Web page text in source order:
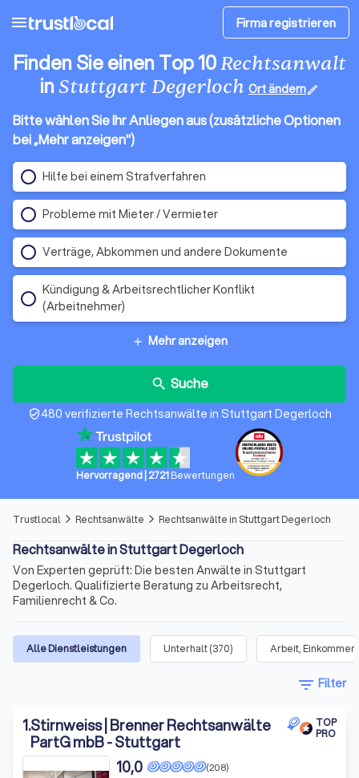
menu Firma registrieren
Finden Sie einen Top 10Rechtsanwalt
in Stuttgart Degerloch Ort ändernedit
Bitte wählen Sie Ihr Anliegen aus (zusätzliche Optionen
bei „Mehr anzeigen")
Hilfe bei einem Strafverfahren
Probleme mit Mieter / Vermieter
Verträge, Abkommen und andere Dokumente
Kündigung & Arbeitsrechtlicher Konflikt
(Arbeitnehmer)
add Mehr anzeigen
search Suche
verified_user480 verifizierte Rechtsanwälte in Stuttgart Degerloch
Hervorragend| 2721 Bewertungen
Trustlocal arrow_forward_ios Rechtsanwälte arrow_forward_ios Rechtsanwälte in Stuttgart Degerloch
Rechtsanwälte in Stuttgart Degerloch
Von Experten geprüft: Die besten Anwälte in Stuttgart
Degerloch. Qualifizierte Beratung zu Arbeitsrecht,
Familienrecht & Co.
Alle Dienstleistungen Unterhalt(370) Arbeit,
filter_list Filter
1.Stirnweiss | Brenner Rechtsanwälte
PartG mbB - Stuttgart
TOP
PRO
(208)
10,0